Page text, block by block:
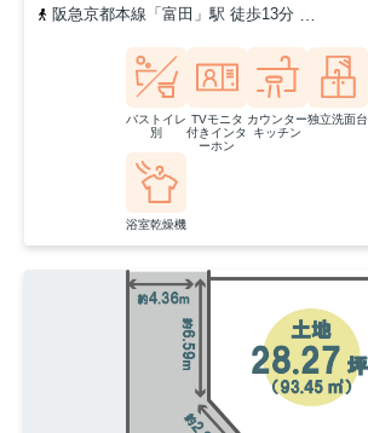
阪急京都本線「富田」駅 徒歩13分
バストイレ
別
TVモニタ
付きインタ
ーホン
カウンター
キッチン
独立洗面台
浴室乾燥機